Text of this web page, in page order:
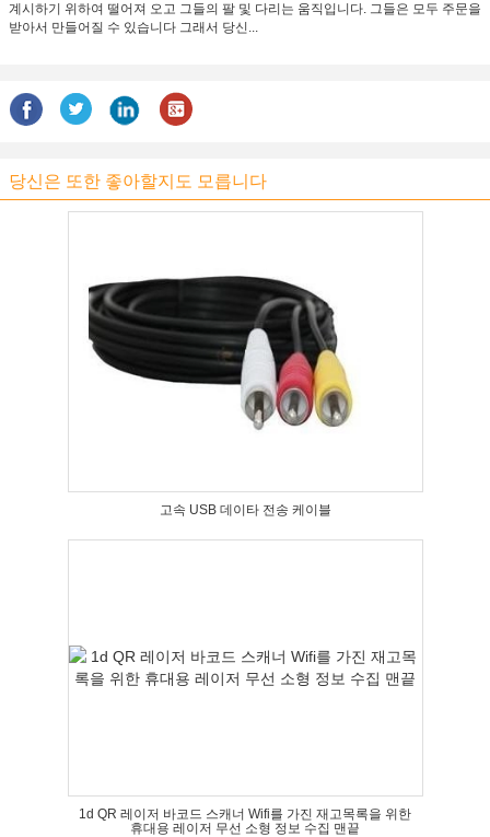
계시하기 위하여 떨어져 오고 그들의 팔 및 다리는 움직입니다. 그들은 모두 주문을
받아서 만들어질 수 있습니다 그래서 당신...
당신은 또한 좋아할지도 모릅니다
고속 USB 데이타 전송 케이블
1d QR 레이저 바코드 스캐너 Wifi를 가진 재고목록을 위한
휴대용 레이저 무선 소형 정보 수집 맨끝